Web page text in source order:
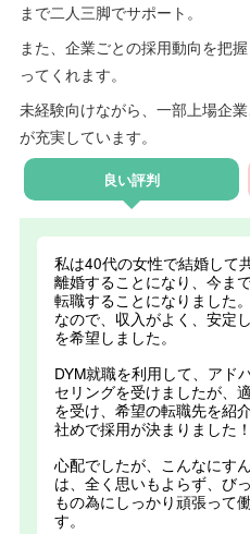
まで二人三脚でサポート。
また、企業ごとの採用動向を把
ってくれます。
未経験向けながら、一部上場企
が充実しています。
良い評判
私は40代の女性で結婚して
離婚することになり、今ま
転職することになりました
なので、収入がよく、安定
を希望しました。
DYM就職を利用して、アド
セリングを受けましたが、
を受け、希望の転職先を紹
社めで採用が決まりました！
心配でしたが、こんなにす
は、全く思いもよらず、び
もの為にしっかり頑張って
す。